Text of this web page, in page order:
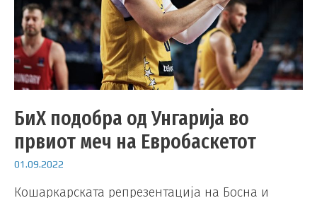
БиХ подобра од Унгарија во
првиот меч на Евробаскетот
01.09.2022
Кошаркарската репрезентација на Босна и